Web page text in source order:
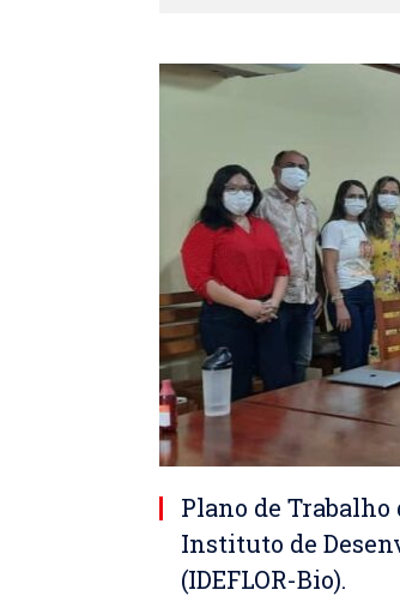
Plano de Trabalho
Instituto de
(IDEFLOR-Bio).